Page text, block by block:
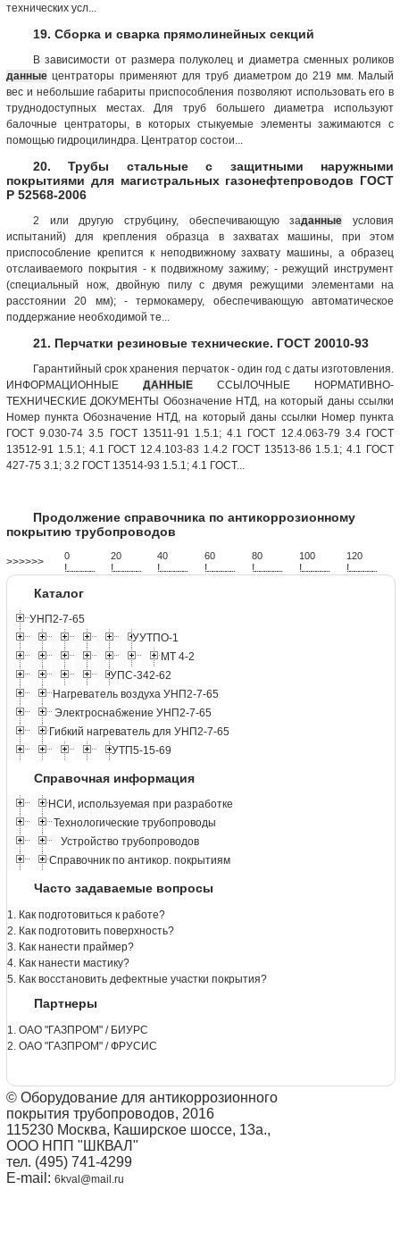
технических усл...
19. Сборка и сварка прямолинейных секций
В зависимости от размера полуколец и диаметра сменных роликов
данные центраторы применяют для труб диаметром до 219 мм. Малый
вес и небольшие габариты приспособления позволяют использовать его в
труднодоступных местах. Для труб большего диаметра используют
балочные центраторы, в которых стыкуемые элементы зажимаются с
помощью гидроцилиндра. Центратор состои...
20. Трубы стальные с защитными наружными
покрытиями для магистральных газонефтепроводов ГОСТ
Р 52568-2006
2 или другую струбцину, обеспечивающую заданные условия
испытаний) для крепления образца в захватах машины, при этом
приспособление крепится к неподвижному захвату машины, а образец
отслаиваемого покрытия - к подвижному зажиму; - режущий инструмент
(специальный нож, двойную пилу с двумя режущими элементами на
расстоянии 20 мм); - термокамеру, обеспечивающую автоматическое
поддержание необходимой те...
21. Перчатки резиновые технические. ГОСТ 20010-93
Гарантийный срок хранения перчаток - один год с даты изготовления.
ИНФОРМАЦИОННЫЕ ДАННЫЕ ССЫЛОЧНЫЕ НОРМАТИВНО-
ТЕХНИЧЕСКИЕ ДОКУМЕНТЫ Обозначение НТД, на который даны ссылки
Номер пункта Обозначение НТД, на который даны ссылки Номер пункта
ГОСТ 9.030-74 3.5 ГОСТ 13511-91 1.5.1; 4.1 ГОСТ 12.4.063-79 3.4 ГОСТ
13512-91 1.5.1; 4.1 ГОСТ 12.4.103-83 1.4.2 ГОСТ 13513-86 1.5.1; 4.1 ГОСТ
427-75 3.1; 3.2 ГОСТ 13514-93 1.5.1; 4.1 ГОСТ...
Продолжение справочника по антикоррозионному
покрытию трубопроводов
>>>>>> 0
!...................
20
!...................
40
!...................
60
!...................
80
!...................
100
!...................
120
!...................
Каталог
УНП2-7-65
УУТПО-1
МТ 4-2
УПС-342-62
Нагреватель воздуха УНП2-7-65
Электроснабжение УНП2-7-65
Гибкий нагреватель для УНП2-7-65
УТП5-15-69
Справочная информация
НСИ, используемая при разработке
Технологические трубопроводы
Устройство трубопроводов
Справочник по антикор. покрытиям
Часто задаваемые вопросы
1. Как подготовиться к работе?
2. Как подготовить поверхность?
3. Как нанести праймер?
4. Как нанести мастику?
5. Как восстановить дефектные участки покрытия?
Партнеры
1. ОАО "ГАЗПРОМ" / БИУРС
2. ОАО "ГАЗПРОМ" / ФРУСИС
© Оборудование для антикоррозионного
покрытия трубопроводов, 2016
115230 Москва, Каширское шоссе, 13а.,
ООО НПП "ШКВАЛ"
тел. (495) 741-4299
E-mail: 6kval@mail.ru